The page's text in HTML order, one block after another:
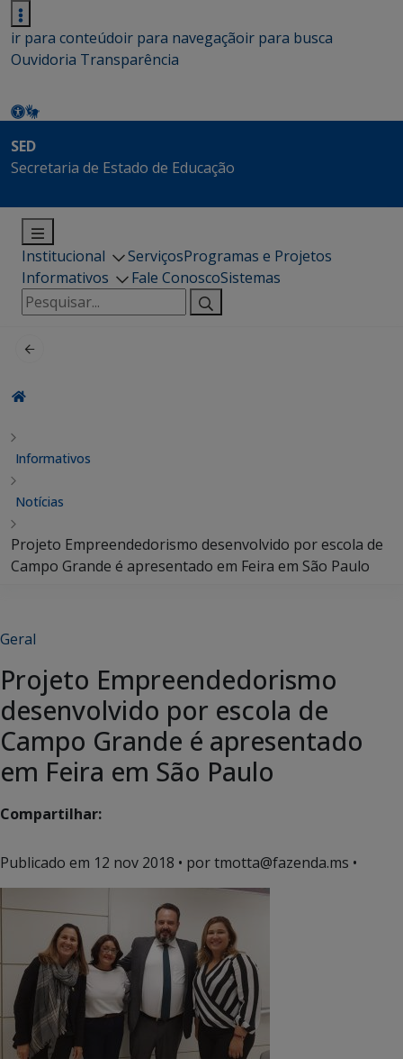
ir para conteúdoir para navegaçãoir para busca
Ouvidoria Transparência
SED
Secretaria de Estado de Educação
Institucional ServiçosProgramas e Projetos
Informativos
Fale ConoscoSistemas
Pesquisar
por:
Informativos
Notícias
Projeto Empreendedorismo desenvolvido por escola de
Campo Grande é apresentado em Feira em São Paulo
Geral
Projeto Empreendedorismo
desenvolvido por escola de
Campo Grande é apresentado
em Feira em São Paulo
Compartilhar:
Publicado em 12 nov 2018 • por tmotta@fazenda.ms •